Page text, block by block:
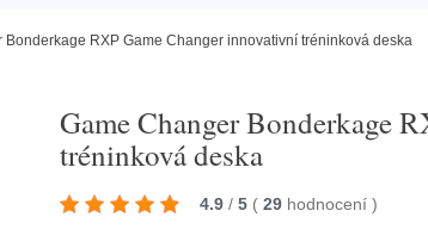
Bonderkage RXP Game Changer innovativní tréninková deska
Game Changer Bonderkage
tréninková deska
4.9 / 5 ( 29 hodnocení)